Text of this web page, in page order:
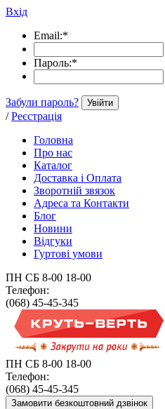
Вхід
Email:*
Пароль:*
Забули пароль? Увійти
/ Реєстрація
Головна
Про нас
Каталог
Доставка і Оплата
Зворотній звязок
Адреса та Контакти
Блог
Новини
Відгуки
Гуртові умови
ПН СБ 8-00 18-00
Телефон:
(068) 45-45-345
ПН СБ 8-00 18-00
Телефон:
(068) 45-45-345
Замовити безкоштовний дзвінок